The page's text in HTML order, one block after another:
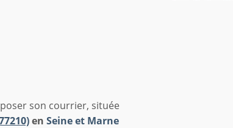
son courrier, située
en Seine et Marne